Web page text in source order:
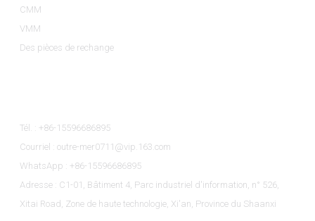
CMM
VMM
Des pièces de rechange
Tél. : +86-15596686895
Courriel : outre-mer0711@vip.163.com
WhatsApp : +86-15596686895
Adresse : C1-01, Bâtiment 4, Parc industriel d'information, n° 526,
Xitai Road, Zone de haute technologie, Xi'an, Province du Shaanxi